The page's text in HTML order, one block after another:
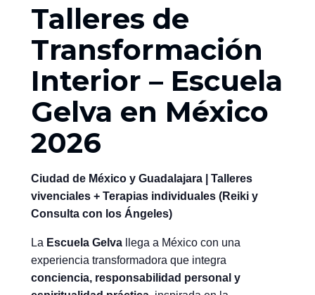
Talleres de
Transformación
Interior – Escuela
Gelva en México
2026
Ciudad de México y Guadalajara | Talleres
vivenciales + Terapias individuales (Reiki y
Consulta con los Ángeles)
La Escuela Gelva llega a México con una
experiencia transformadora que integra
conciencia, responsabilidad personal y